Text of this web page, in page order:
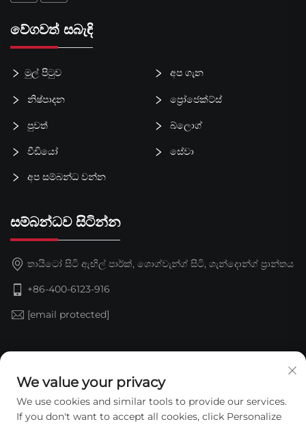
වේගවත් සබැඳි
මුල් පිටුව අප ගැන
නිෂ්පාදන ප්‍රෝජෙක්ට්ස්
පුවත් බ්ලොග්
වීඩියෝ සේවා
අප සම්බන්ධ වන්න
සම්බන්ධව සිටින්න
තායිටෝ සිටි ඇඟිල් පාර්ක්, ශොග්වැන්ග් සිටි, ශැන්දොන්ග් ප්‍රාන්තය
+86-400-6123-916
[email protected]
We value your privacy
We use cookies and similar tools to provide our services.
If you don't want to accept all cookies, click Personalize